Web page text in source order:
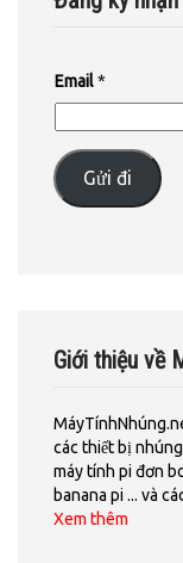
Email*
Gửi đi
Giới thiệu về
các thiết bị
máy tính pi đơn
banana pi ... và
Xem thêm